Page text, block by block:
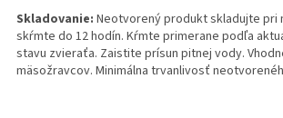
Skladovanie: Ne­otvorený produkt skladujte pri
skŕmte do 12 hodín. Kŕmte primerane podľa
stavu zvieraťa. Zaistite prísun pitnej vody.
mäsožravcov. Minimálna trvanlivosť